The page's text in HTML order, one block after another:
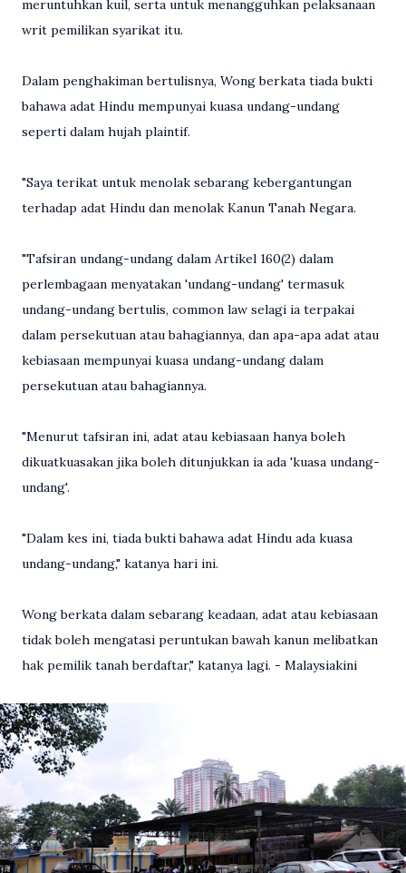
meruntuhkan kuil, serta untuk menangguhkan pelaksanaan
writ pemilikan syarikat itu.
Dalam penghakiman bertulisnya, Wong berkata tiada bukti
bahawa adat Hindu mempunyai kuasa undang-undang
seperti dalam hujah plaintif.
"Saya terikat untuk menolak sebarang kebergantungan
terhadap adat Hindu dan menolak Kanun Tanah Negara.
"Tafsiran undang-undang dalam Artikel 160(2) dalam
perlembagaan menyatakan 'undang-undang' termasuk
undang-undang bertulis, common law selagi ia terpakai
dalam persekutuan atau bahagiannya, dan apa-apa adat atau
kebiasaan mempunyai kuasa undang-undang dalam
persekutuan atau bahagiannya.
"Menurut tafsiran ini, adat atau kebiasaan hanya boleh
dikuatkuasakan jika boleh ditunjukkan ia ada 'kuasa undang-
undang'.
"Dalam kes ini, tiada bukti bahawa adat Hindu ada kuasa
undang-undang," katanya hari ini.
Wong berkata dalam sebarang keadaan, adat atau kebiasaan
tidak boleh mengatasi peruntukan bawah kanun melibatkan
hak pemilik tanah berdaftar," katanya lagi. - Malaysiakini